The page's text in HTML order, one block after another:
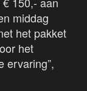
middag
het pakket
het
ervaring”,